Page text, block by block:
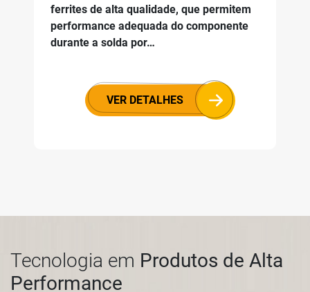
ferrites de alta qualidade, que permitem
performance adequada do componente
durante a solda por…
VER DETALHES
Tecnologia em Produtos de Alta
Performance